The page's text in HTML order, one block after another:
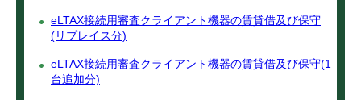
eLTAX接続用審査クライアント機器の賃貸借及び保守
(リプレイス分)
eLTAX接続用審査クライアント機器の賃貸借及び保守(1
台追加分)